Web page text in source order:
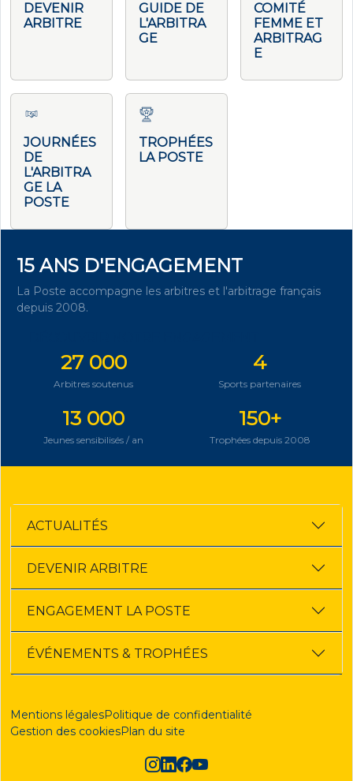
DEVENIR
ARBITRE
GUIDE DE
L'ARBITRA
GE
COMITÉ
FEMME ET
ARBITRAG
E
JOURNÉES
DE
L'ARBITRA
GE LA
POSTE
TROPHÉES
LA POSTE
15 ANS D'ENGAGEMENT
La Poste accompagne les arbitres et l'arbitrage français
depuis 2008.
27 000
Arbitres soutenus
4
Sports partenaires
13 000
Jeunes sensibilisés / an
150+
Trophées depuis 2008
ACTUALITÉS
DEVENIR ARBITRE
ENGAGEMENT LA POSTE
ÉVÉNEMENTS & TROPHÉES
Mentions légalesPolitique de confidentialité
Gestion des cookiesPlan du site